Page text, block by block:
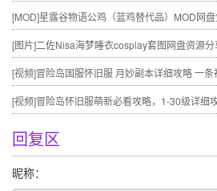
[MOD]星露谷物语公鸡（蓝鸡替代品）MOD网
[图片]二佐Nisa海梦睡衣cosplay套图网盘资源分
[视频]冒险岛国服怀旧服 月妙副本详细攻略 一条
[视频]冒险岛怀旧服萌新必看攻略，1-30级详细
回复区
昵称：